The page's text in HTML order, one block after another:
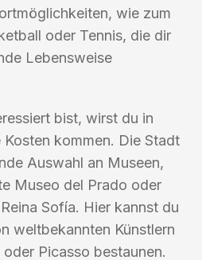
wie zum
oder Tennis, die dir
Lebensweise
bist, wirst du in
kommen. Die Stadt
Auswahl an Museen,
Museo del Prado oder
Sofía. Hier kannst du
weltbekannten Künstlern
Picasso bestaunen.